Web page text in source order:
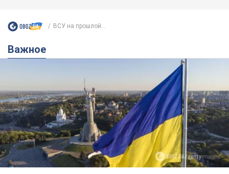
ВСУ на прошлой...
Важное